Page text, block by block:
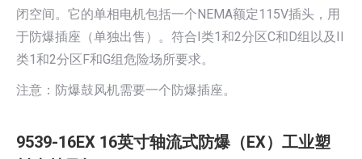
闭空间。它的单相电机包括一个NEMA额定115V插头，用
于防爆插座（单独出售）。符合I类1和2分区C和D组以及II
类1和2分区F和G组危险场所要求。
注意：防爆鼓风机需要一个防爆插座。
9539-16EX 16英寸轴流式防爆（EX）工业塑